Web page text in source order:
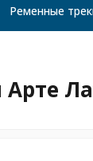
Ременные